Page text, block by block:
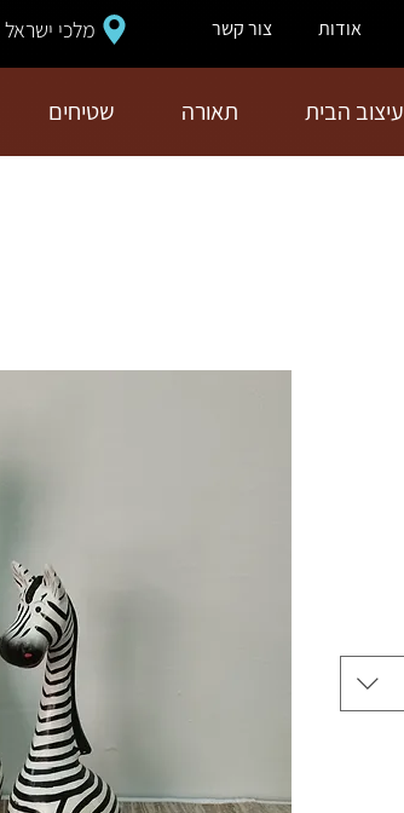
אודות צור קשר מלכי ישראל 17 תל אביב
עיצוב הבית תאורה שטיחים